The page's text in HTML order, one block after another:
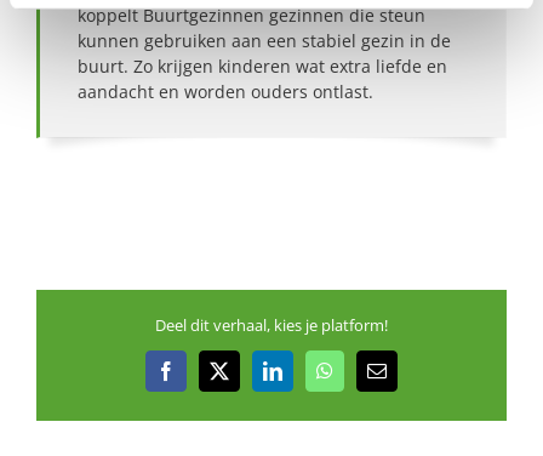
koppelt Buurtgezinnen gezinnen die steun
kunnen gebruiken aan een stabiel gezin in de
buurt. Zo krijgen kinderen wat extra liefde en
aandacht en worden ouders ontlast.
Deel dit verhaal, kies je platform!
Facebook
X LinkedInWhatsApp
E-